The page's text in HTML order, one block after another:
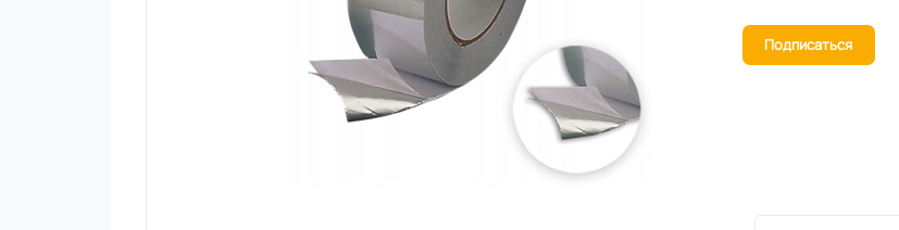
Подписаться